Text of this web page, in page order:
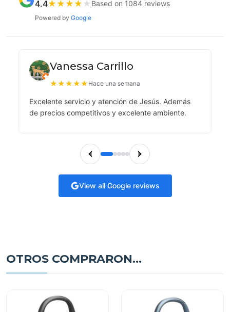
4.4★ ★ ★ ★ ★ Based on 1084 reviews
Powered by Google
Vanessa Carrillo
★★★★★ Hace una semana
Excelente servicio y atención de Jesús. Además
de precios competitivos y excelente ambiente.
View all Google reviews
OTROS COMPRARON...